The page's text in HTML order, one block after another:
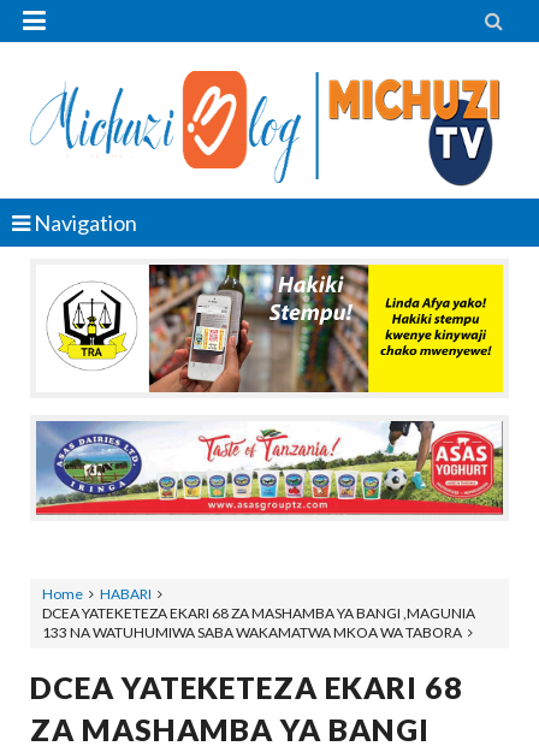
 
Navigation
Home
HABARI
DCEA YATEKETEZA EKARI 68 ZA MASHAMBA YA BANGI ,MAGUNIA
133 NA WATUHUMIWA SABA WAKAMATWA MKOA WA TABORA
DCEA YATEKETEZA EKARI 68
ZA MASHAMBA YA BANGI